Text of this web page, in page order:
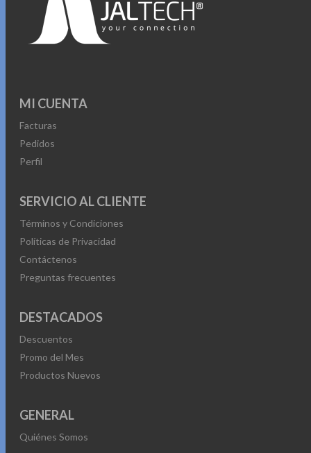
MI CUENTA
Facturas
Pedidos
Perfil
SERVICIO AL CLIENTE
Términos y Condiciones
Políticas de Privacidad
Contáctenos
Preguntas frecuentes
DESTACADOS
Descuentos
Promo del Mes
Productos Nuevos
GENERAL
Quiénes Somos